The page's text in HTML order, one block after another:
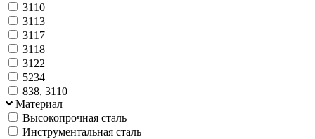
3110
3113
3117
3118
3122
5234
838, 3110
Материал
Высокопрочная сталь
Инструментальная сталь